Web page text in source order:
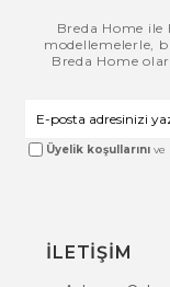
Breda Home
modellemelerle,
Breda Home
Üyelik koşullarını ve
İLETİŞİM